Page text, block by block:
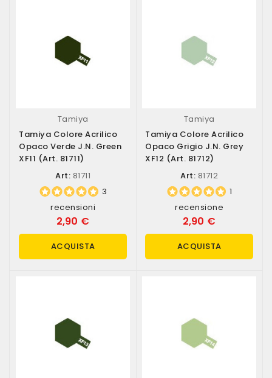
Tamiya
Tamiya Colore Acrilico
Opaco Verde J.N. Green
XF11 (art. 81711)
Art: 81711
3
recensioni
2,90 €
ACQUISTA
Tamiya
Tamiya Colore Acrilico
Opaco Grigio J.N. Grey
XF12 (art. 81712)
Art: 81712
1
recensione
2,90 €
ACQUISTA